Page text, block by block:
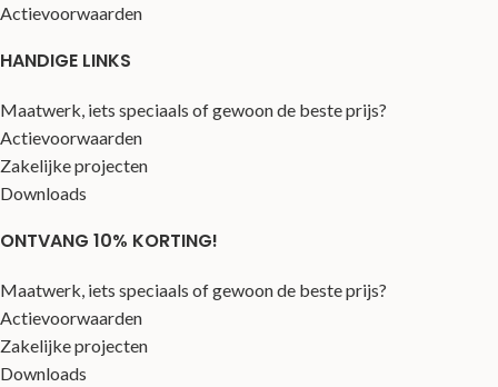
Actievoorwaarden
HANDIGE LINKS
Maatwerk, iets speciaals of gewoon de beste prijs?
Actievoorwaarden
Zakelijke projecten
Downloads
ONTVANG 10% KORTING!
Maatwerk, iets speciaals of gewoon de beste prijs?
Actievoorwaarden
Zakelijke projecten
Downloads